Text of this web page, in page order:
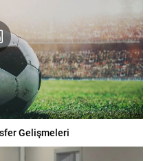
Gelişmeleri